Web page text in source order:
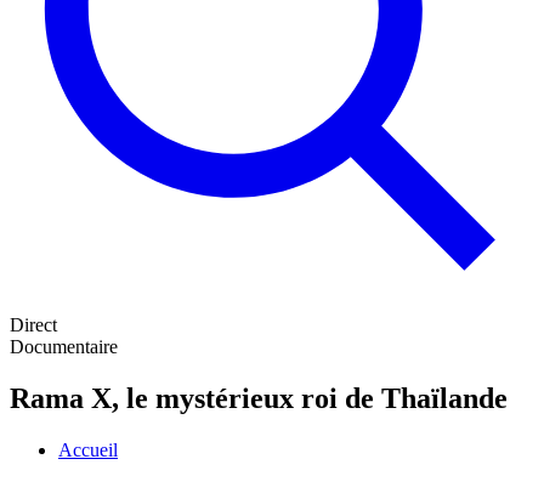
Direct
Documentaire
Rama X, le mystérieux roi de Thaïlande
Accueil